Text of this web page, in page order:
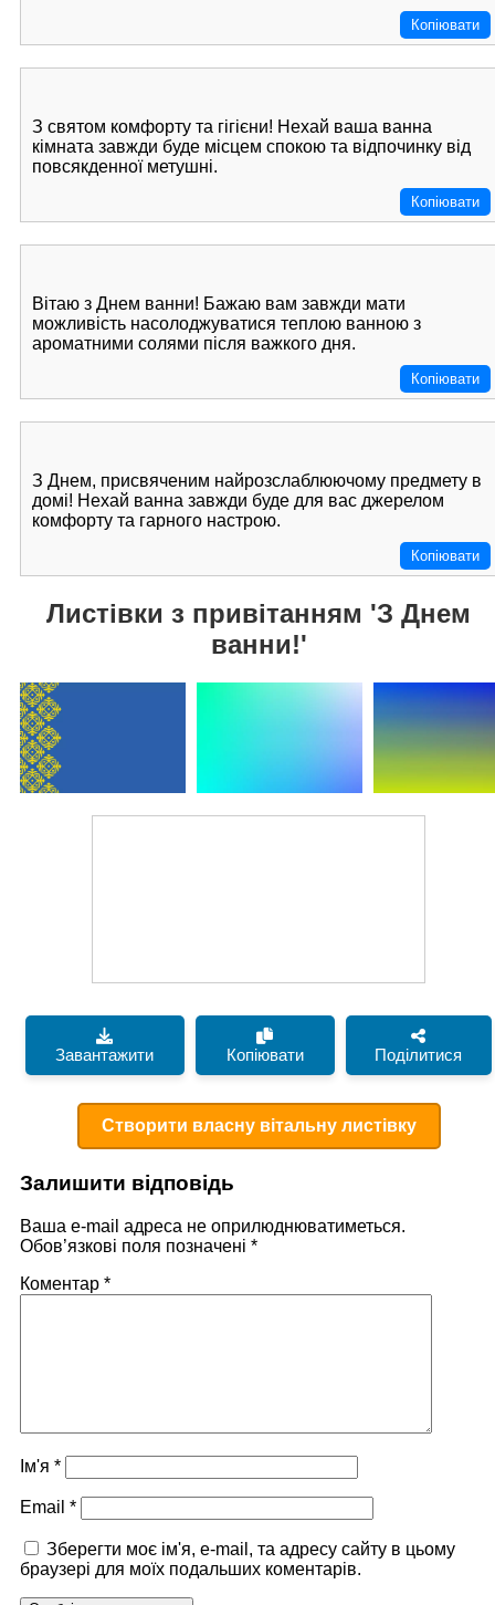
Копіювати
З святом комфорту та гігієни! Нехай ваша ванна
кімната завжди буде місцем спокою та відпочинку від
повсякденної метушні.
Копіювати
Вітаю з Днем ванни! Бажаю вам завжди мати
можливість насолоджуватися теплою ванною з
ароматними солями після важкого дня.
Копіювати
З Днем, присвяченим найрозслаблюючому предмету в
домі! Нехай ванна завжди буде для вас джерелом
комфорту та гарного настрою.
Копіювати
Листівки з привітанням 'З Днем
ванни!'
Завантажити Копіювати Поділитися
Створити власну вітальну листівку
Залишити відповідь
Ваша e-mail адреса не оприлюднюватиметься.
Обов’язкові поля позначені *
Коментар *
Ім'я *
Email *
Зберегти моє ім'я, e-mail, та адресу сайту в цьому
браузері для моїх подальших коментарів.